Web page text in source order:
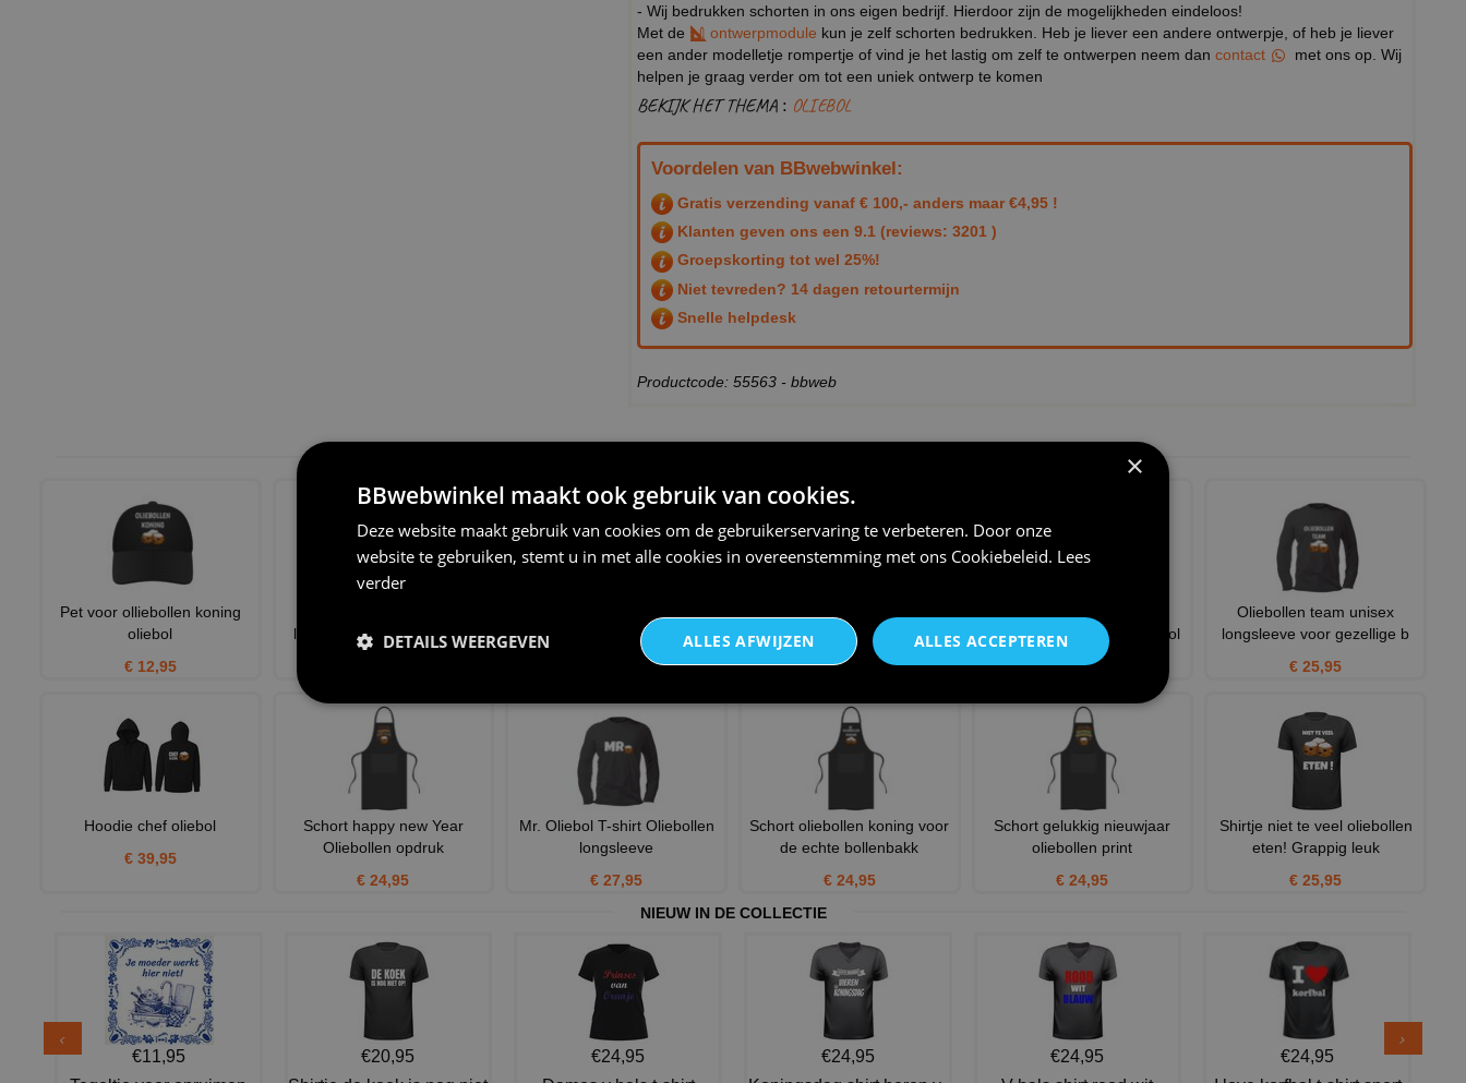
- Wij bedrukken schorten in ons eigen bedrijf. Hierdoor zijn de mogelijkheden eindeloos!
Met de
ontwerpmodule kun je zelf schorten bedrukken. Heb je liever een andere ontwerpje, of heb je liever
een ander modelletje rompertje of vind je het lastig om zelf te ontwerpen neem dan contact
met ons op. Wij
helpen je graag verder om tot een uniek ontwerp te komen
BEKIJK HET THEMA : OLIEBOL
Voordelen van BBwebwinkel:
Gratis verzending vanaf € 100,- anders maar €4,95 !
Klanten geven ons een 9.1 (reviews: 3201 )
Groepskorting tot wel 25%!
Niet tevreden? 14 dagen retourtermijn
Snelle helpdesk
Productcode: 55563 - bbweb
Pet voor olliebollen koning
oliebol
€ 12,95
longsleeve voor oliebollen
kampioen van de olieb
oliebollen met duidel
€ 12,95
longsleeve voor Chef oliebol
€ 25,95
Oliebollen team unisex
longsleeve voor gezellige b
€ 25,95
Hoodie chef oliebol
€ 39,95
Schort happy new Year
Oliebollen opdruk
€ 24,95
Mr. Oliebol T-shirt Oliebollen
longsleeve
€ 27,95
Schort oliebollen koning voor
de echte bollenbakk
€ 24,95
Schort gelukkig nieuwjaar
oliebollen print
€ 24,95
Shirtje niet te veel oliebollen
eten! Grappig leuk
€ 25,95
NIEUW IN DE COLLECTIE
€11,95
€20,95
€24,95
€24,95
€24,95
€24,95
×
BBwebwinkel maakt ook gebruik van cookies.
Deze website maakt gebruik van cookies om de gebruikerservaring te verbeteren. Door onze
website te gebruiken, stemt u in met alle cookies in overeenstemming met ons Cookiebeleid. Lees
verder
ALLES ACCEPTEREN
ALLES AFWIJZEN
DETAILS WEERGEVEN